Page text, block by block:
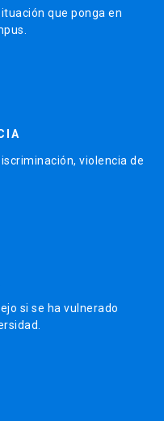
que ponga en
violencia de
si se ha vulnerado